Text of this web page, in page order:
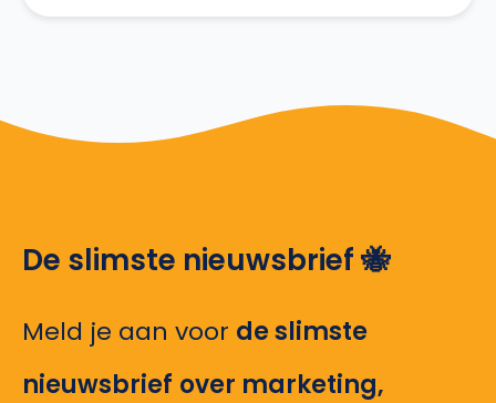
De slimste nieuwsbrief 🐝
Meld je aan voor de slimste
nieuwsbrief over marketing,